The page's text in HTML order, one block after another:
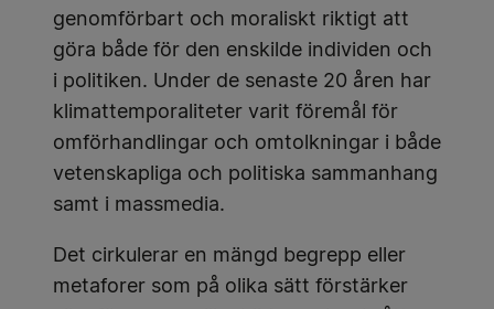
genomförbart och moraliskt riktigt att
göra både för den enskilde individen och
i politiken. Under de senaste 20 åren har
klimattemporaliteter varit föremål för
omförhandlingar och omtolkningar i både
vetenskapliga och politiska sammanhang
samt i massmedia.
Det cirkulerar en mängd begrepp eller
metaforer som på olika sätt förstärker